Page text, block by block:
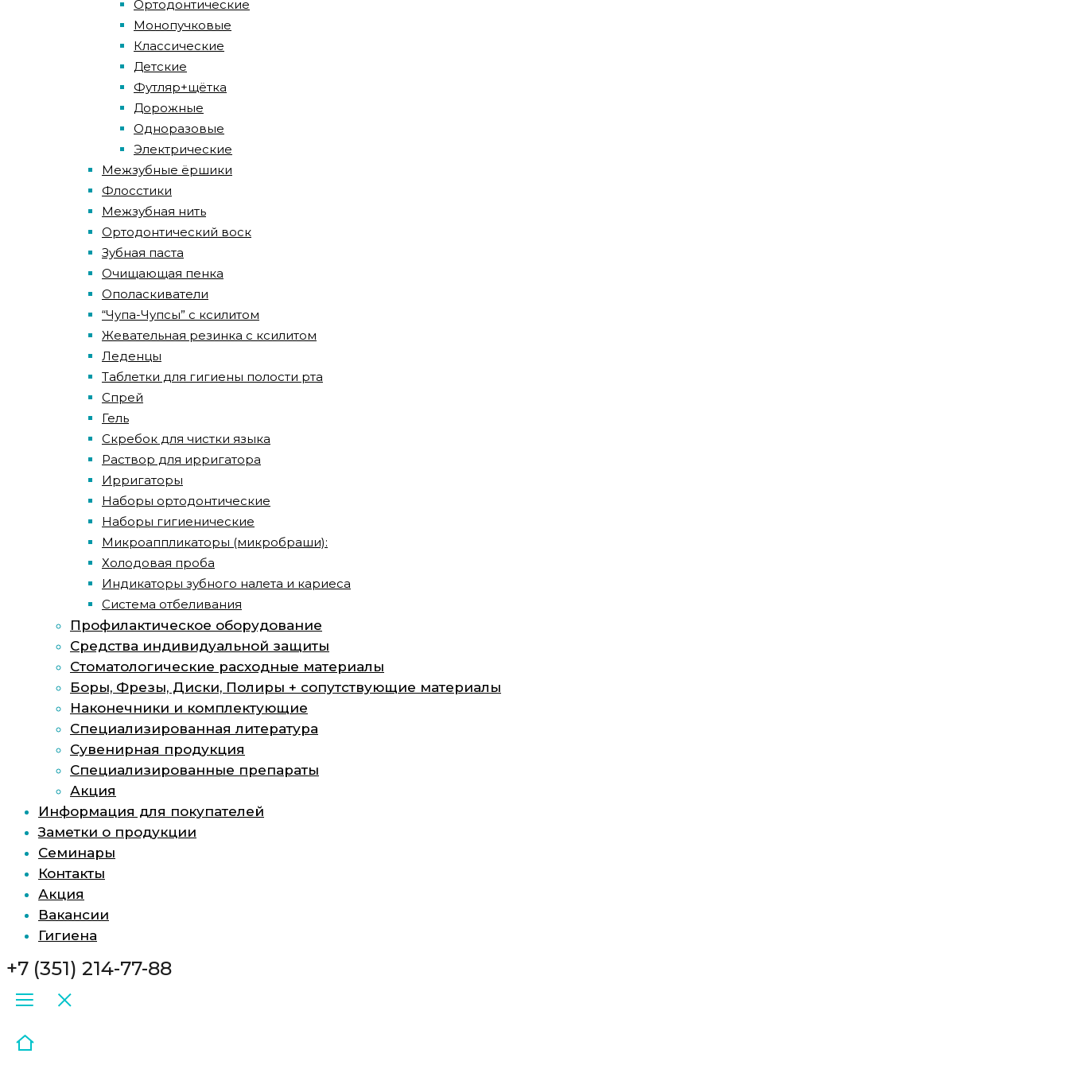
Ортодонтические
Монопучковые
Классические
Детские
Футляр+щётка
Дорожные
Одноразовые
Электрические
Межзубные ёршики
Флосстики
Межзубная нить
Ортодонтический воск
Зубная паста
Очищающая пенка
Ополаскиватели
“Чупа-Чупсы” с ксилитом
Жевательная резинка с ксилитом
Леденцы
Таблетки для гигиены полости рта
Спрей
Гель
Скребок для чистки языка
Раствор для ирригатора
Ирригаторы
Наборы ортодонтические
Наборы гигиенические
Микроаппликаторы (микробраши):
Холодовая проба
Индикаторы зубного налета и кариеса
Система отбеливания
Профилактическое оборудование
Средства индивидуальной защиты
Стоматологические расходные материалы
Боры, Фрезы, Диски, Полиры + сопутствующие материалы
Наконечники и комплектующие
Специализированная литература
Сувенирная продукция
Специализированные препараты
Акция
Информация для покупателей
Заметки о продукции
Семинары
Контакты
Акция
Вакансии
Гигиена
+7 (351) 214-77-88